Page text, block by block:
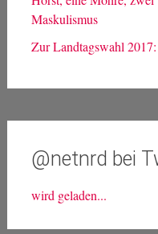
Maskulismus
Zur Landtagswahl
@netnrd bei
wird geladen...